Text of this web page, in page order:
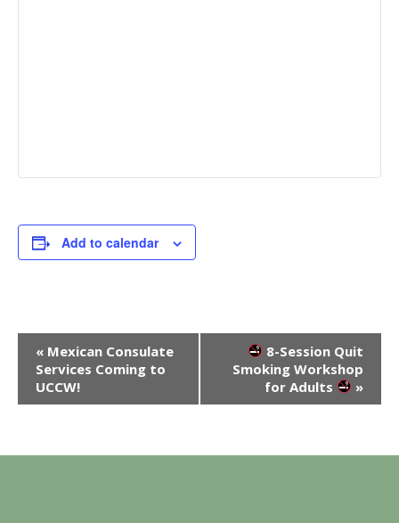
Add to calendar
e
t
« Mexican Consulate
Services Coming to
UCCW!
8-Session Quit
Smoking Workshop
for Adults
»